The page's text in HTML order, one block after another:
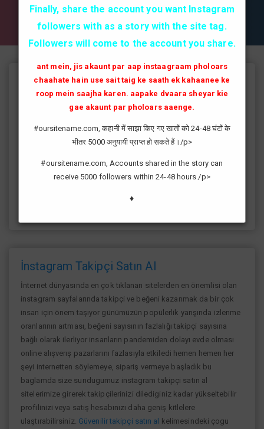
✔✔✔ AKTİF TAKİPCİ SATIN AL ✔✔✔
Instagram Takipçi Hilesi
instagram'da artık yüksek takipçi kasmak eskisi kadar zor değil
fenomen yolunda ilerlemesi daha da kolaylaşmıştır.instagram
fenomeni ne gibi fayda sağlar?öncelikle bir çok kişi meslek
kredilerden her gün yararlanıp sayfanızı yüksek seviyelere
İnstagram Takipçi Satın Al
İnternet dünyasında en çok tıklanan sitelerden en önemlisi olan
instagram sayfalarında takipçi ve beğeni kazanmak da bir çok
insan için önem taşıyor günümüzün popülerlik yarışında izlenme
oranlarının artması, beğeni sayısının fazlalığı takipçi sayısına
bağlı olarak ilerliyor insanların pandemiden dolayı evde olması
online alışverış pazarlarını fazlasıyla etkiledi hemen hemen her
şeyi internetten söylemeye, sipariş vermeye başladık bu
baglamda size sundugumuz instagram takipçi satın al
sitelerimize girerek takipçilerinizi dilediginiz kadar yükseltebilir
profilinizi veya satış hesabınızı daha geniş kitlelere
ulaştırabilirsiniz. Güvenilir takipçi satın al
kelimesindeki çogu
Finally, share the account you want Instagram
followers with as a story with the site tag.
Followers will come to the account you share.
ant mein, jis akaunt par aap instaagraam pholoars
chaahate hain use sait taig ke saath ek kahaanee ke
roop mein saajha karen. aapake dvaara sheyar kie
gae akaunt par pholoars aaenge.
#oursitename.com, कहानी में साझा किए गए खातों को 24-48 घंटों के
भीतर 5000 अनुयायी प्राप्त हो सकते हैं।/p>
#oursitename.com, Accounts shared in the story can
receive 5000 followers within 24-48 hours./p>
♦